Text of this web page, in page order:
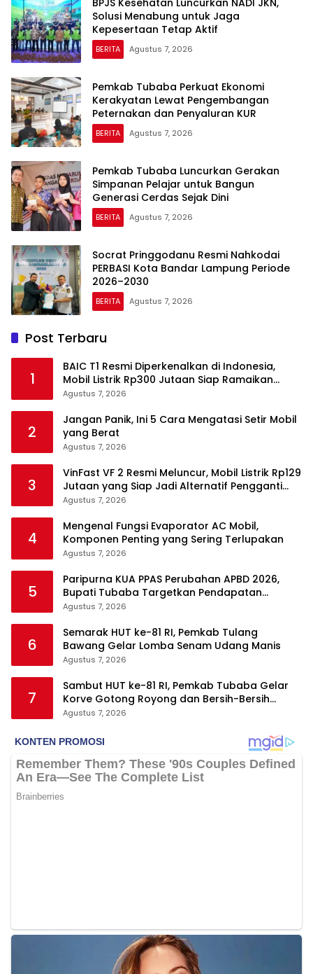
BPJS Kesehatan Luncurkan NADI JKN,
Solusi Menabung untuk Jaga
Kepesertaan Tetap Aktif
BERITA Agustus 7, 2026
Pemkab Tubaba Perkuat Ekonomi
Kerakyatan Lewat Pengembangan
Peternakan dan Penyaluran KUR
BERITA Agustus 7, 2026
Pemkab Tubaba Luncurkan Gerakan
Simpanan Pelajar untuk Bangun
Generasi Cerdas Sejak Dini
BERITA Agustus 7, 2026
Socrat Pringgodanu Resmi Nahkodai
PERBASI Kota Bandar Lampung Periode
2026–2030
BERITA Agustus 7, 2026
Post Terbaru
1
BAIC T1 Resmi Diperkenalkan di Indonesia,
Mobil Listrik Rp300 Jutaan Siap Ramaikan
Pasar EV
Agustus 7, 2026
2
Jangan Panik, Ini 5 Cara Mengatasi Setir Mobil
yang Berat
Agustus 7, 2026
3
VinFast VF 2 Resmi Meluncur, Mobil Listrik Rp129
Jutaan yang Siap Jadi Alternatif Pengganti
Motor
Agustus 7, 2026
4
Mengenal Fungsi Evaporator AC Mobil,
Komponen Penting yang Sering Terlupakan
Agustus 7, 2026
5
Paripurna KUA PPAS Perubahan APBD 2026,
Bupati Tubaba Targetkan Pendapatan
Daerah Rp820,3 Miliar
Agustus 7, 2026
6
Semarak HUT ke-81 RI, Pemkab Tulang
Bawang Gelar Lomba Senam Udang Manis
Agustus 7, 2026
7
Sambut HUT ke-81 RI, Pemkab Tubaba Gelar
Korve Gotong Royong dan Bersih-Bersih
Serentak
Agustus 7, 2026